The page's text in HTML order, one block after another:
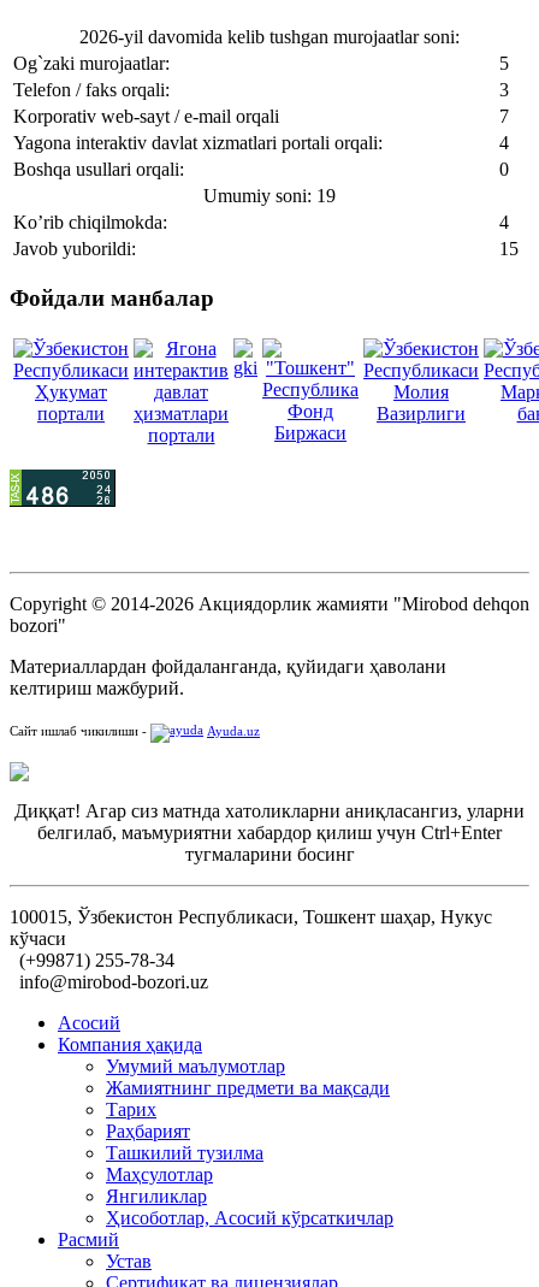
2026-yil davomida kelib tushgan murojaatlar soni:
Og`zaki murojaatlar:
5
Telefon / faks orqali:
3
Korporativ web-sayt / e-mail orqali
7
Yagona interaktiv davlat xizmatlari portali orqali:
4
Boshqa usullari orqali:
0
Umumiy soni: 19
Ko’rib chiqilmokda:
4
Javob yuborildi:
15
Фойдали манбалар
Copyright © 2014-2026 Акциядорлик жамияти "Mirobod dehqon
bozori"
Материаллардан фойдаланганда, қуйидаги ҳаволани
келтириш мажбурий.
Сайт ишлаб чикилиши - Ayuda.uz
Диққат! Агар сиз матнда хатоликларни аниқласангиз, уларни
белгилаб, маъмуриятни хабардор қилиш учун Ctrl+Enter
тугмаларини босинг
100015, Ўзбекистон Республикаси, Тошкент шаҳар, Нукус
кўчаси
(+99871) 255-78-34
info@mirobod-bozori.uz
Асосий
Компания ҳақида
Умумий маълумотлар
Жамиятнинг предмети ва мақсади
Тарих
Раҳбарият
Ташкилий тузилма
Маҳсулотлар
Янгиликлар
Ҳисоботлар, Асосий кўрсаткичлар
Расмий
Устав
Сертификат ва лицензиялар